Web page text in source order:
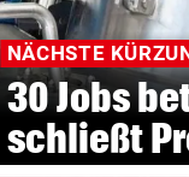
NÄCHSTE
30 Jobs
schließt